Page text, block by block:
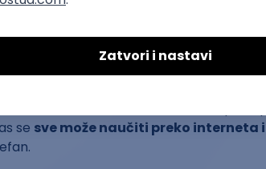
rezultate – ističe prof. dr Nikolić.
i Stefan i dodao da programiranje
je veomapromenljiv i zahteva
standardi pisanja koda.
škole znao šta hoću da radim, ali u
se sve može naučiti preko interneta